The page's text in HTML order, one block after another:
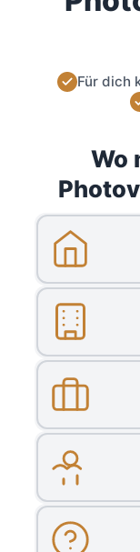
Für dich
Wo